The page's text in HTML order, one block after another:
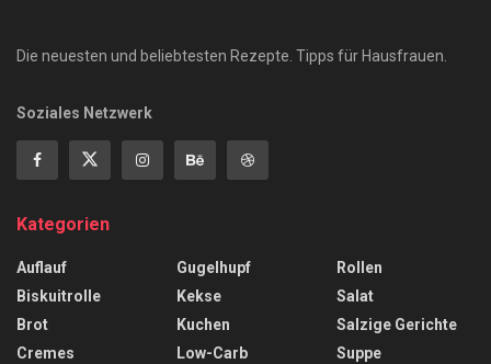
Die neuesten und beliebtesten Rezepte. Tipps für Hausfrauen.
Soziales Netzwerk
Kategorien
Auflauf
Biskuitrolle
Brot
Cremes
Gugelhupf
Kekse
Kuchen
Low-Carb
Rollen
Salat
Salzige Gerichte
Suppe